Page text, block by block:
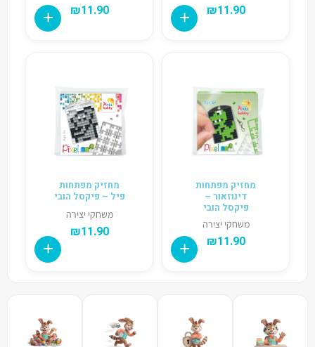
₪11.90
₪11.90
מחזיק מפתחות
דינוזאור –
פיקסל הובי
משחקי יצירה
₪11.90
מחזיק מפתחות
פיל – פיקסל הובי
משחקי יצירה
₪11.90